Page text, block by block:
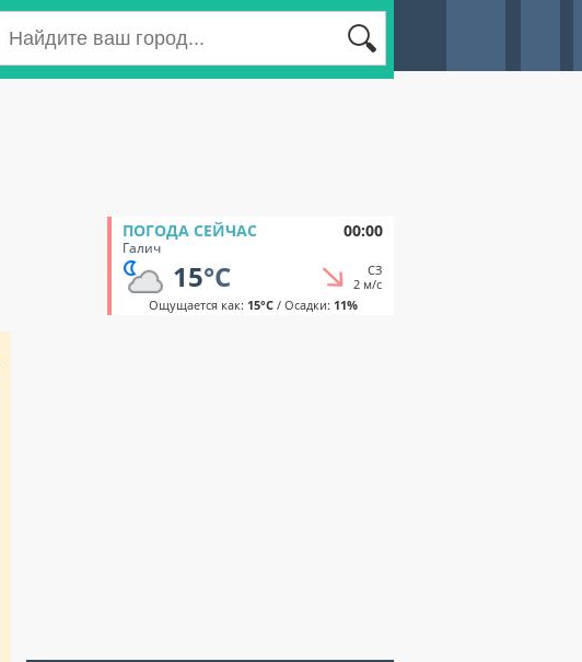
ПОГОДА СЕЙЧАС 00:00
Галич
15°C
СЗ
2 м/с
Ощущается как: 15°C/ Осадки: 11%